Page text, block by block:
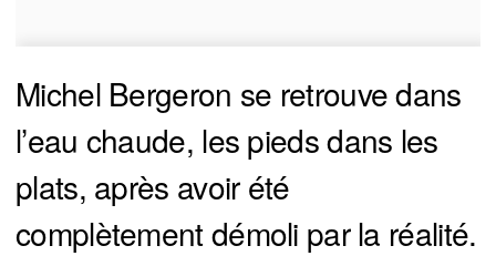
Michel Bergeron se retrouve dans
l’eau chaude, les pieds dans les
plats, après avoir été
complètement démoli par la réalité.